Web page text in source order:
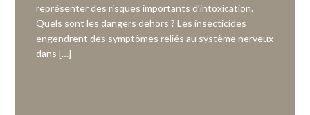
représenter des risques importants d’intoxication.
Quels sont les dangers dehors ? Les insecticides
engendrent des symptômes reliés au système nerveux
dans […]